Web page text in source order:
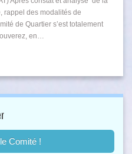
rappel des modalités de
de Quartier s’est totalement
en…
Comité !